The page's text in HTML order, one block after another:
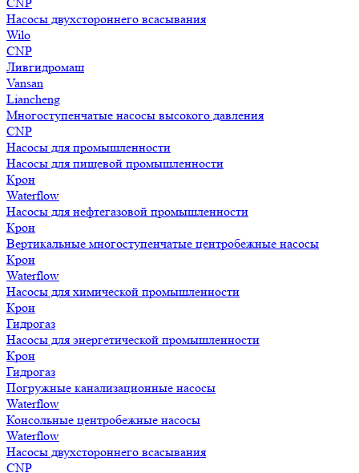
Насосы двухстороннего всасывания
Wilo
CNP
Ливгидромаш
Vansan
Liancheng
Многоступенчатые насосы высокого давления
CNP
Насосы для промышленности
Насосы для пищевой промышленности
Крон
Waterflow
Насосы для нефтегазовой промышленности
Крон
Вертикальные многоступенчатые центробежные насосы
Крон
Waterflow
Насосы для химической промышленности
Крон
Гидрогаз
Насосы для энергетической промышленности
Крон
Гидрогаз
Погружные канализационные насосы
Waterflow
Консольные центробежные насосы
Waterflow
Насосы двухстороннего всасывания
CNP